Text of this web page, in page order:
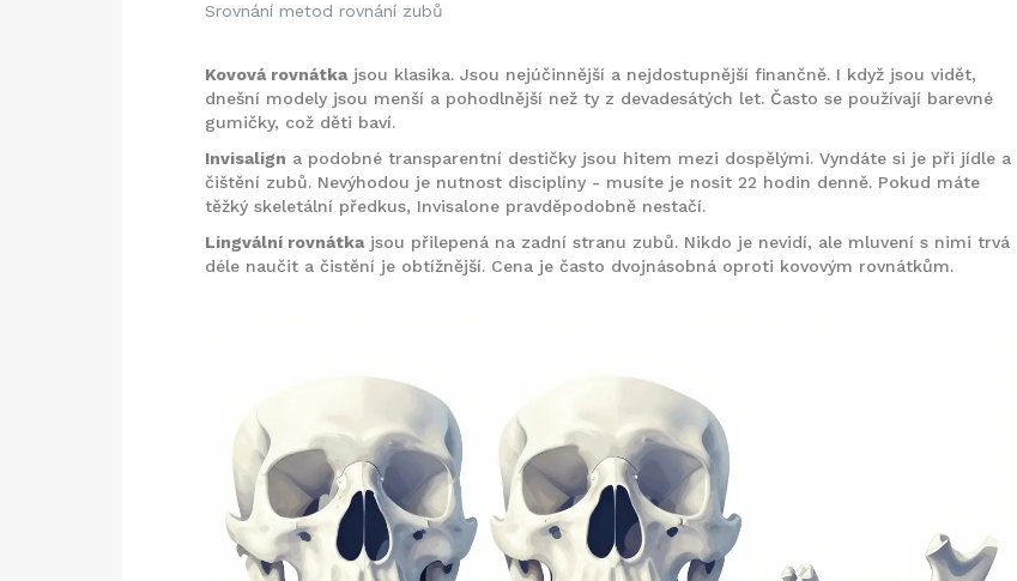
Srovnání metod rovnání zubů
Kovová rovnátka jsou klasika. Jsou nejúčinnější a nejdostupnější finančně. I když jsou vidět,
dnešní modely jsou menší a pohodlnější než ty z devadesátých let. Často se používají barevné
gumičky, což děti baví.
Invisalign a podobné transparentní destičky jsou hitem mezi dospělými. Vyndáte si je při jídle a
čištění zubů. Nevýhodou je nutnost disciplíny - musíte je nosit 22 hodin denně. Pokud máte
těžký skeletální předkus, Invisalone pravděpodobně nestačí.
Lingvální rovnátka jsou přilepená na zadní stranu zubů. Nikdo je nevidí, ale mluvení s nimi trvá
déle naučit a čistění je obtížnější. Cena je často dvojnásobná oproti kovovým rovnátkům.